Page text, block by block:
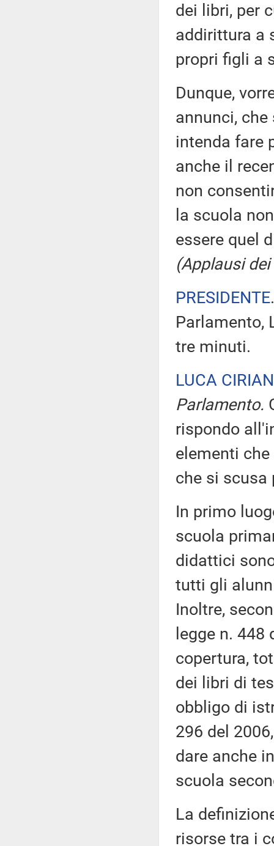
dei libri, per
addirittura a
propri figli a
Dunque,
annunci,
intenda fare
anche il
non
la scuola
essere quel
(Applausi
PRESIDENTE
Parlamento,
tre minuti.
LUCA
Parlamento.
rispondo
elementi
che si scusa
In primo
scuola
didattici
tutti gli
Inoltre,
legge n.
copertura,
dei libri di
obbligo di
296 del
dare anche
scuola
La
risorse tra i